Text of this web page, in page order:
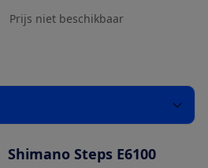
Prijs niet beschikbaar
Shimano Steps E6100